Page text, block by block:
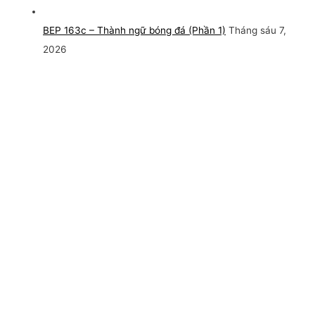
BEP 163c – Thành ngữ bóng đá (Phần 1) Tháng sáu 7,
2026